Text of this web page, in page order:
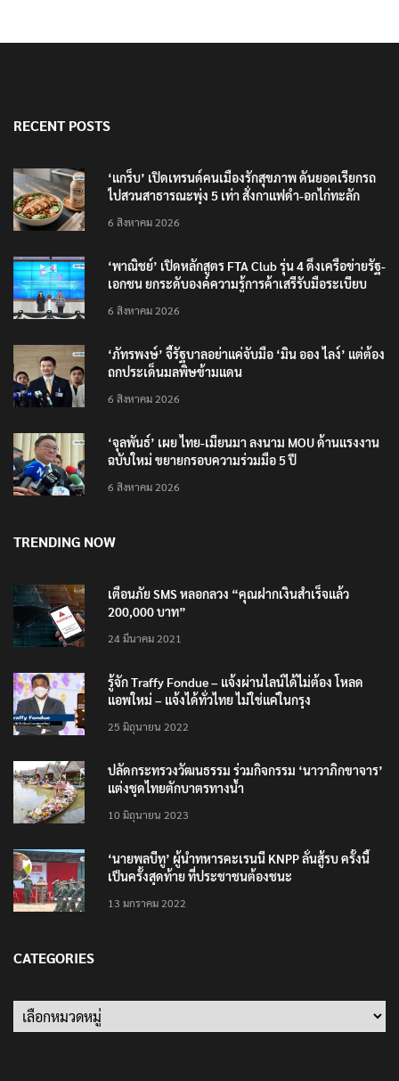
RECENT POSTS
‘แกร็บ’ เปิดเทรนด์คนเมืองรักสุขภาพ ดันยอดเรียกรถ
ไปสวนสาธารณะพุ่ง 5 เท่า สั่งกาแฟดำ-อกไก่ทะลัก
6 สิงหาคม 2026
‘พาณิชย์’ เปิดหลักสูตร FTA Club รุ่น 4 ดึงเครือข่ายรัฐ-
เอกชน ยกระดับองค์ความรู้การค้าเสรีรับมือระเบียบ
6 สิงหาคม 2026
‘ภัทรพงษ์’ จี้รัฐบาลอย่าแค่จับมือ ‘มิน ออง ไลง์’ แต่ต้อง
ถกประเด็นมลพิษข้ามแดน
6 สิงหาคม 2026
‘จุลพันธ์’ เผย ไทย-เมียนมา ลงนาม MOU ด้านแรงงาน
ฉบับใหม่ ขยายกรอบความร่วมมือ 5 ปี
6 สิงหาคม 2026
TRENDING NOW
เตือนภัย SMS หลอกลวง “คุณฝากเงินสำเร็จแล้ว
200,000 บาท”
24 มีนาคม 2021
รู้จัก Traffy Fondue – แจ้งผ่านไลน์ได้ไม่ต้อง โหลด
แอพใหม่ – แจ้งได้ทั่วไทย ไม่ใช่แค่ในกรุง
25 มิถุนายน 2022
ปลัดกระทรวงวัฒนธรรม ร่วมกิจกรรม ‘นาวาภิกขาจาร’
แต่งชุดไทยตักบาตรทางน้ำ
10 มิถุนายน 2023
‘นายพลบีทู’ ผู้นำทหารคะเรนนี KNPP ลั่นสู้รบ ครั้งนี้
เป็นครั้งสุดท้าย ที่ประชาชนต้องชนะ
13 มกราคม 2022
CATEGORIES
Categories